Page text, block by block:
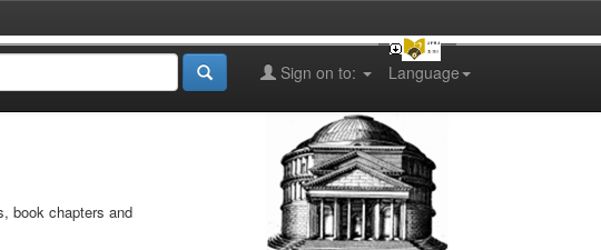
Language
Sign on to:
book chapters and